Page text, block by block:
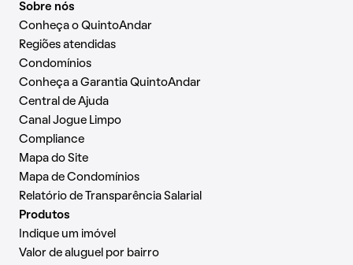
Sobre nós
Conheça o QuintoAndar
Regiões atendidas
Condomínios
Conheça a Garantia QuintoAndar
Central de Ajuda
Canal Jogue Limpo
Compliance
Mapa do Site
Mapa de Condomínios
Relatório de Transparência Salarial
Produtos
Indique um imóvel
Valor de aluguel por bairro